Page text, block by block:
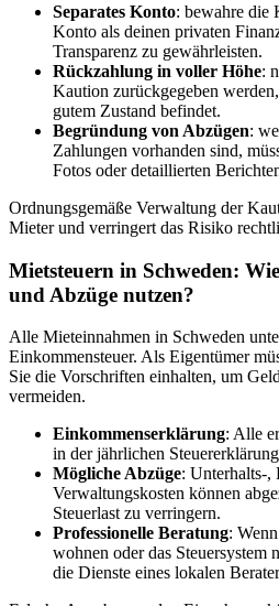
Separates Konto: bewahre die
Konto als deinen privaten
Transparenz zu gewährleisten.
Rückzahlung in voller Höhe:
Kaution zurückgegeben
gutem Zustand befindet.
Begründung von Abzügen:
Zahlungen vorhanden sind,
Fotos oder detaillierten
Ordnungsgemäße Verwaltung der
Mieter und verringert das Risiko
Mietsteuern in Schweden:
und Abzüge nutzen?
Alle Mieteinnahmen in Schweden
Einkommensteuer. Als Eigentümer
Sie die Vorschriften einhalten, um
vermeiden.
Einkommenserklärung: Alle
in der jährlichen
Mögliche Abzüge: Unterhalts-,
Verwaltungskosten können
Steuerlast zu verringern.
Professionelle Beratung:
wohnen oder das
die Dienste eines lokalen